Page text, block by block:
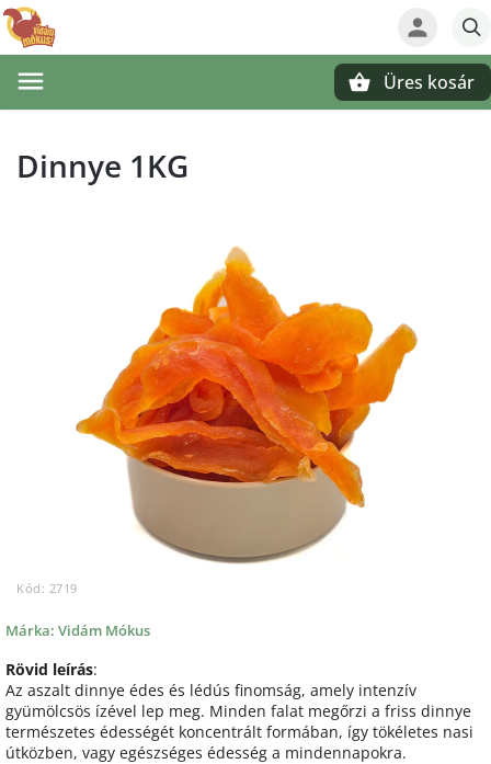
Üres kosár
Dinnye 1KG
Kód: 2719
Márka: Vidám Mókus
Rövid leírás:
Az aszalt dinnye édes és lédús finomság, amely intenzív
gyümölcsös ízével lep meg. Minden falat megőrzi a friss dinnye
természetes édességét koncentrált formában, így tökéletes nasi
útközben, vagy egészséges édesség a mindennapokra.